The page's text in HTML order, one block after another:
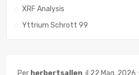
XRF Analysis
Yttrium Schrott 99